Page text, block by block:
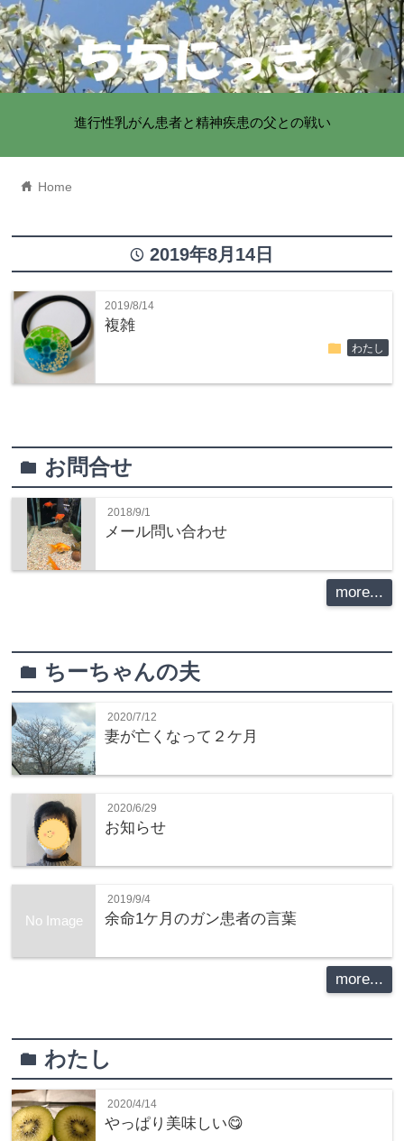
進行性乳がん患者と精神疾患の父との戦い
home Home
time 2019年8月14日
2019/8/14
複雑
folder わたし
folder お問合せ
2018/9/1
メール問い合わせ
more...
folder ちーちゃんの夫
2020/7/12
妻が亡くなって２ケ月
2020/6/29
お知らせ
No Image
2019/9/4
余命1ケ月のガン患者の言葉
more...
folderわたし
2020/4/14
やっぱり美味しい😋